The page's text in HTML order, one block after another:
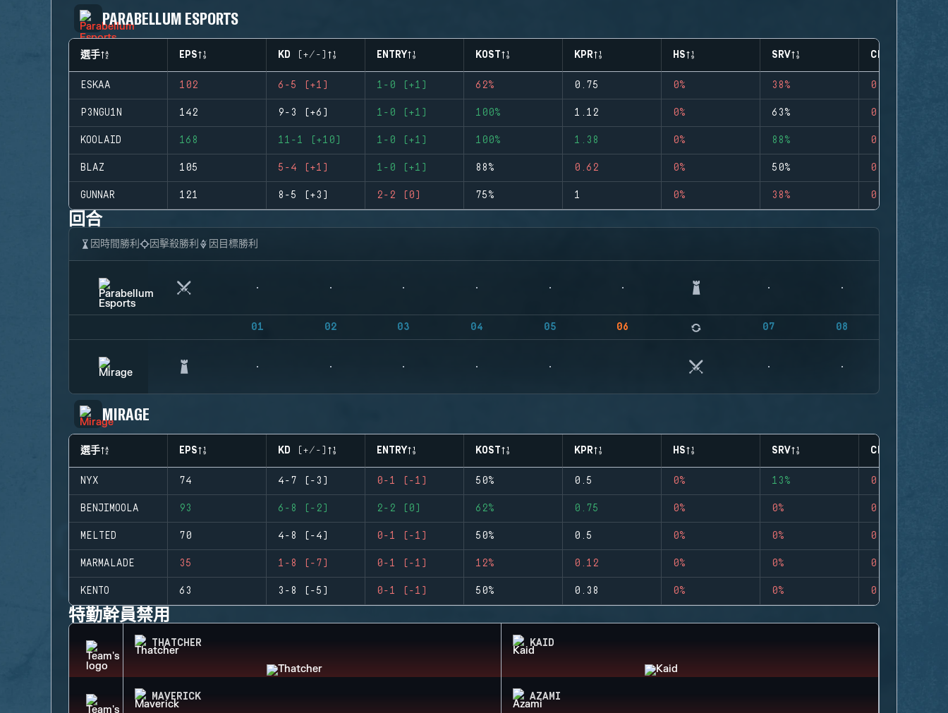
PARABELLUM ESPORTS
選手 EPS KD (+/-) ENTRY KOST KPR HS SRV CLUTCHES
ESKAA 102 6-5 (+1) 1-0 (+1) 62% 0.75 0% 38% 0
P3NGU1N 142 9-3 (+6) 1-0 (+1) 100% 1.12 0% 63% 0
KOOLAID 168 11-1 (+10) 1-0 (+1) 100% 1.38 0% 88% 0
BLAZ 105 5-4 (+1) 1-0 (+1) 88% 0.62 0% 50% 0
GUNNAR 121 8-5 (+3) 2-2 (0) 75% 1 0% 38% 0
回合
因時間勝利 因擊殺勝利 因目標勝利
01 02 03 04 05 06 07 08
MIRAGE
選手 EPS KD (+/-) ENTRY KOST KPR HS SRV CLUTCHES
NYX 74 4-7 (-3) 0-1 (-1) 50% 0.5 0% 13% 0
BENJIMOOLA 93 6-8 (-2) 2-2 (0) 62% 0.75 0% 0% 0
MELTED 70 4-8 (-4) 0-1 (-1) 50% 0.5 0% 0% 0
MARMALADE 35 1-8 (-7) 0-1 (-1) 12% 0.12 0% 0% 0
KENTO 63 3-8 (-5) 0-1 (-1) 50% 0.38 0% 0% 0
特勤幹員禁用
THATCHER KAID
MAVERICK AZAMI